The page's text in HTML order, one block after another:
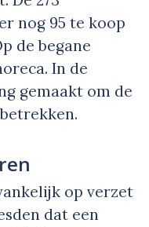
nog 95 te koop
de begane
In de
gemaakt om de
op verzet
dat een